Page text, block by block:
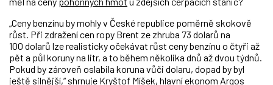
„Ceny benzínu by mohly v České republice poměrně skokově
růst. Při zdražení cen ropy Brent ze zhruba 73 dolarů na
100 dolarů lze realisticky očekávat růst ceny benzínu o čtyři až
pět a půl koruny na litr, a to během několika dnů až dvou týdnů.
Pokud by zároveň oslabila koruna vůči dolaru, dopad by byl
ještě silnější,“ shrnuje Kryštof Míšek, hlavní ekonom Argos